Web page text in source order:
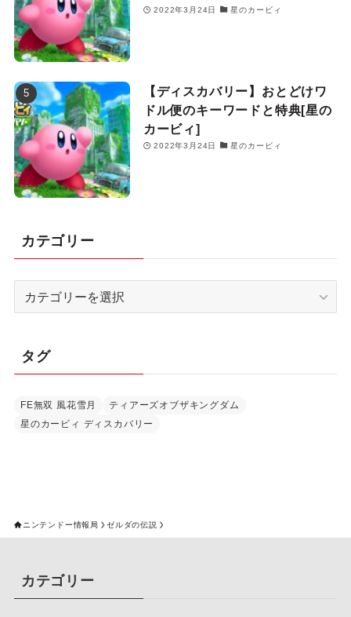
2022年3月24日 星のカービィ
【ディスカバリー】おとどけワ
ドル便のキーワードと特典[星の
カービィ]
2022年3月24日 星のカービィ
カテゴリー
ー
タグ
FE無双 風花雪月
ティアーズオブザキングダム
星のカービィ ディスカバリー
ニンテンドー情報局 ゼルダの伝説
カテゴリー